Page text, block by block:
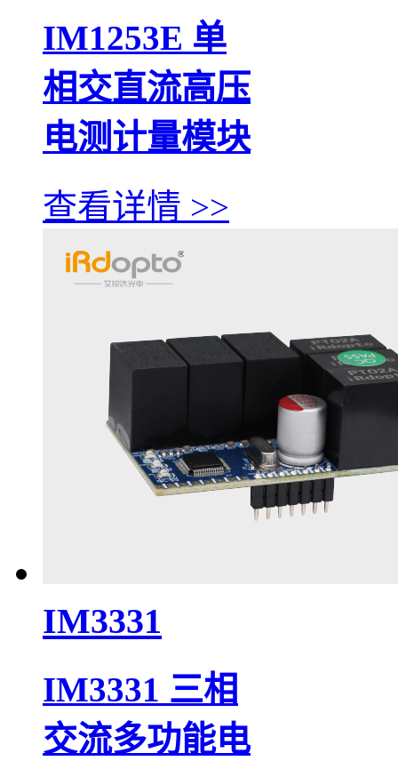
IM1253E 单
相交直流高压
电测计量模块
查看详情 >>
IM3331
IM3331 三相
交流多功能电